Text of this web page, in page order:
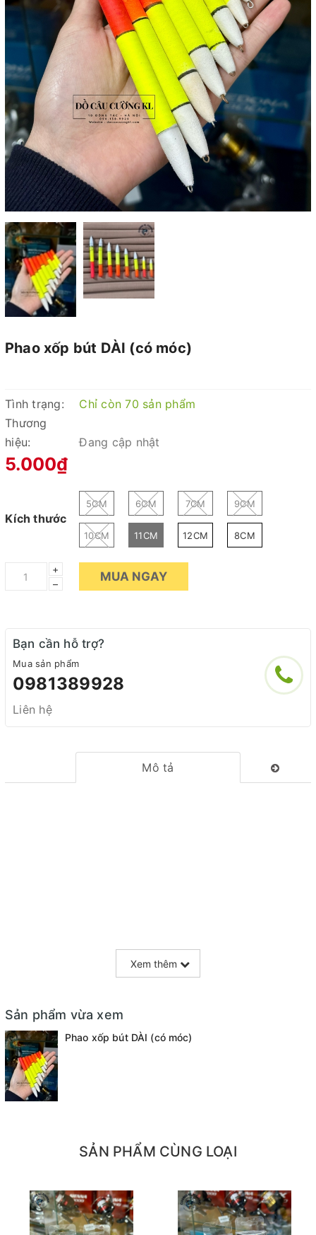
Phao xốp bút DÀI (có móc)
Tình trạng:
Chỉ còn 70 sản phẩm
Thương
hiệu:
Đang cập nhật
5.000₫
Kích thước
5CM 6CM 7CM 9CM
10CM 11CM 12CM 8CM
+
–
MUA NGAY
Bạn cần hỗ trợ?
Mua sản phẩm
0981389928
Liên hệ
Mô tả
Xem thêm
Sản phẩm vừa xem
Phao xốp bút DÀI (có móc)
SẢN PHẨM CÙNG LOẠI